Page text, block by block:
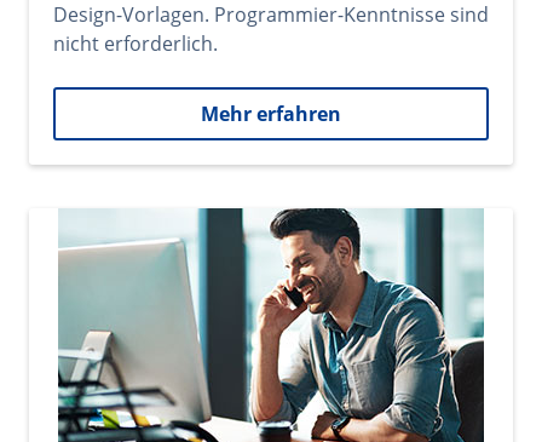
Design-Vorlagen. Programmier-Kenntnisse sind
nicht erforderlich.
Mehr erfahren